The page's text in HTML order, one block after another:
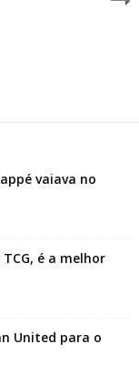
vaiava no
é a melhor
United para o